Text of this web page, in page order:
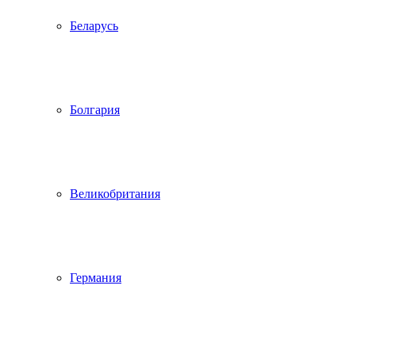
Беларусь
Болгария
Великобритания
Германия